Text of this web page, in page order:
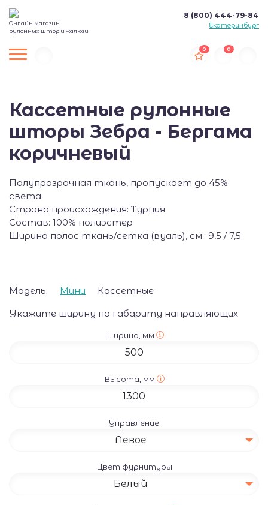
Онлайн магазин
рулонных штор и жалюзи
8 (800) 444-79-84
Екатеринбург
0 0
Кассетные рулонные
шторы Зебра - Бергама
коричневый
Полупрозрачная ткань, пропускает до 45%
света
Страна происхождения: Турция
Состав: 100% полиэстер
Ширина полос ткань/сетка (вуаль), см.: 9,5 / 7,5
Модель: Мини
Кассетные
Укажите ширину по габариту направляющих
Ширина, мм
Высота, мм
Управление
Левое
Цвет фурнитуры
Белый